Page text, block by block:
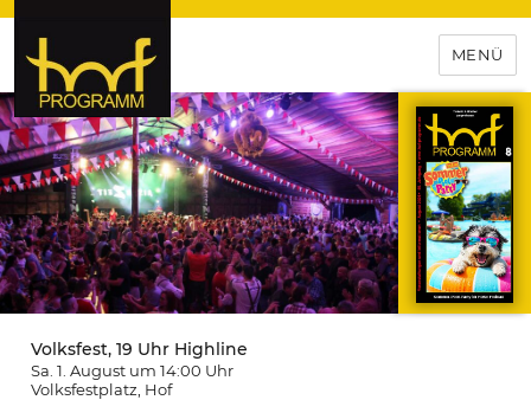
hof-programm – das
Veranstaltungsportal für
Hochfranken
MENÜ
Volksfest, 19 Uhr Highline
Sa. 1. August um 14:00 Uhr
Volksfestplatz , Hof